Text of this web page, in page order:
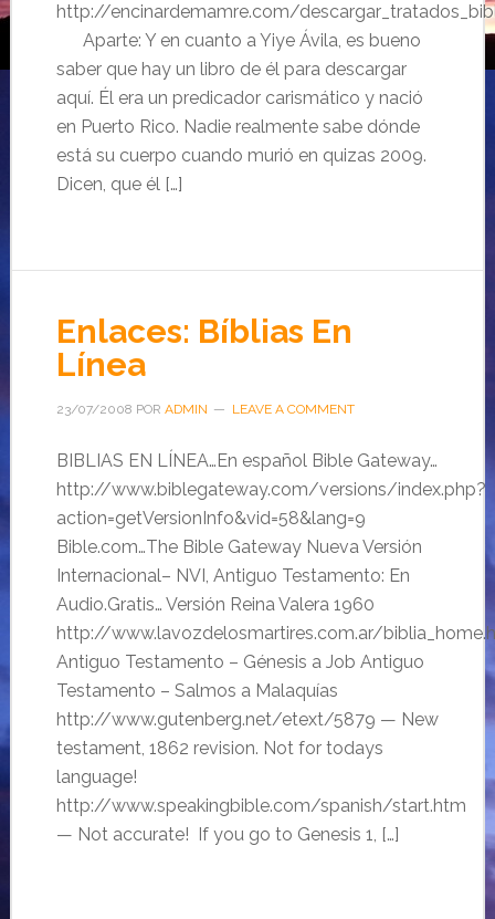
http://encinardemamre.com/
Aparte: Y en cuanto a Yiye Ávila, es bueno
saber que hay un libro de él para descargar
aquí. Él era un predicador carismático y nació
en Puerto Rico. Nadie realmente sabe dónde
está su cuerpo cuando murió en quizas 2009.
Dicen, que él […]
Enlaces: Bíblias En
Línea
23/07/2008 POR ADMIN LEAVE A COMMENT
BIBLIAS EN LÍNEA…En español Bible Gateway…
http://www.biblegateway.com/versions/index.php?
action=getVersionInfo&vid=58&lang=9
Bible.com…The Bible Gateway Nueva Versión
Internacional– NVI, Antiguo Testamento: En
Audio.Gratis… Versión Reina Valera 1960
http://www.lavozdelosmartires.com.ar/
Antiguo Testamento – Génesis a Job Antiguo
Testamento – Salmos a Malaquías
http://www.gutenberg.net/etext/5879 — New
testament, 1862 revision. Not for todays
language!
http://www.speakingbible.com/spanish/start.htm
— Not accurate! If you go to Genesis 1, […]